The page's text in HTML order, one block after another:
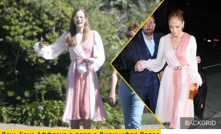
BACKGRID